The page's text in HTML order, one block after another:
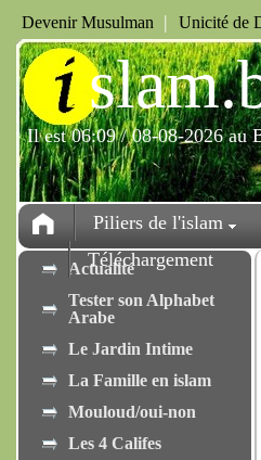
Devenir Musulman | Unicité de
i
Il est 06:09 / 08-08-2026 au
Piliers de l'islam
Téléchargement
Actualité
Tester son Alphabet
Arabe
Le Jardin Intime
La Famille en islam
Mouloud/oui-non
Les 4 Califes